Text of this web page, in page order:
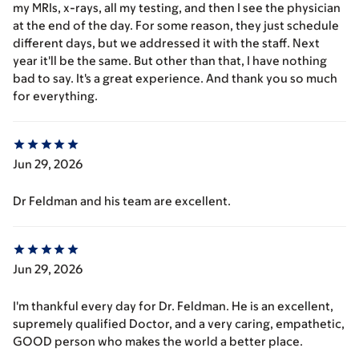
my MRIs, x-rays, all my testing, and then I see the physician
at the end of the day. For some reason, they just schedule
different days, but we addressed it with the staff. Next
year it'll be the same. But other than that, I have nothing
bad to say. It's a great experience. And thank you so much
for everything.
Jun 29, 2026
Dr Feldman and his team are excellent.
Jun 29, 2026
I'm thankful every day for Dr. Feldman. He is an excellent,
supremely qualified Doctor, and a very caring, empathetic,
GOOD person who makes the world a better place.